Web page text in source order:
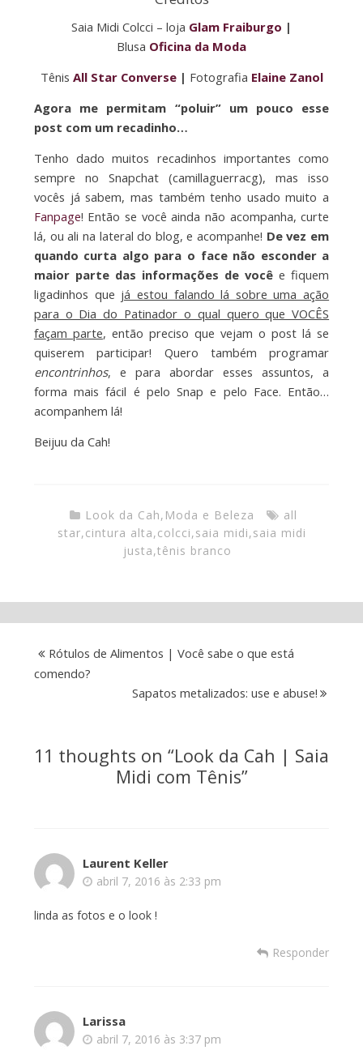
Saia Midi Colcci – loja Glam Fraiburgo |
Blusa Oficina da Moda
Tênis All Star Converse| Fotografia Elaine Zanol
Agora me permitam “poluir” um pouco esse
post com um recadinho…
Tenho dado muitos recadinhos importantes como
sempre no Snapchat (camillaguerracg), mas isso
vocês já sabem, mas também tenho usado muito a
Fanpage! Então se você ainda não acompanha, curte
lá, ou ali na lateral do blog, e acompanhe! De vez em
quando curta algo para o face não esconder a
maior parte das informações de você e fiquem
ligadinhos que já estou falando lá sobre uma ação
para o Dia do Patinador o qual quero que VOCÊS
façam parte, então preciso que vejam o post lá se
quiserem participar! Quero também programar
encontrinhos, e para abordar esses assuntos, a
forma mais fácil é pelo Snap e pelo Face. Então…
acompanhem lá!
Beijuu da Cah!
Look da Cah, Moda e Beleza
all
star,cintura alta,colcci,saia midi,saia midi
justa,tênis branco
Rótulos de Alimentos | Você sabe o que está
comendo?
Sapatos metalizados: use e abuse!
11 thoughts on “Look da Cah | Saia
Midi com Tênis”
Laurent Keller
abril 7, 2016 às 2:33 pm
linda as fotos e o look !
Responder
Larissa
abril 7, 2016 às 3:37 pm